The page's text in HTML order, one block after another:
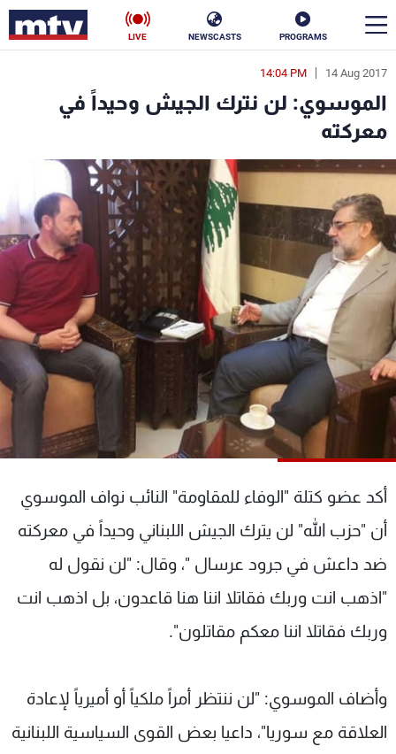
PROGRAMS
NEWSCASTS
LIVE
14 Aug 2017
14:04 PM
الموسوي: لن نترك الجيش وحيداً في
معركته
أكد عضو كتلة "الوفاء للمقاومة" النائب نواف الموسوي
أن "حزب الله" لن يترك الجيش اللبناني وحيداً في معركته
ضد داعش في جرود عرسال "، وقال: "لن نقول له
"اذهب انت وربك فقاتلا اننا هنا قاعدون، بل اذهب انت
وربك فقاتلا اننا معكم مقاتلون".
وأضاف الموسوي: "لن ننتظر أمراً ملكياً أو أميرياً لإعادة
العلاقة مع سوريا"، داعيا بعض القوى السياسية اللبنانية
en
الأخبار
سياسة ناس
إقتصاد فن
منوعات رياضة
كأس العالم
البرامج
جدول البرامج
شاهد البرامج
عن MTV
لاعلاناتكم
وظائف
شروط الإسـتخدام